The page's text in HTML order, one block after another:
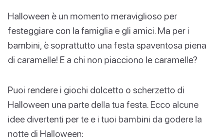
Halloween è un momento meraviglioso per
festeggiare con la famiglia e gli amici. Ma per i
bambini, è soprattutto una festa spaventosa piena
di caramelle! E a chi non piacciono le caramelle?
Puoi rendere i giochi dolcetto o scherzetto di
Halloween una parte della tua festa. Ecco alcune
idee divertenti per te e i tuoi bambini da godere la
notte di Halloween: